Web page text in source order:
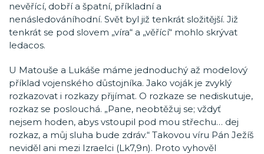
nevěřící, dobří a špatní, příkladní a
nenásledováníhodní. Svět byl již tenkrát složitější. Již
tenkrát se pod slovem „víra“ a „věřící“ mohlo skrývat
ledacos.
U Matouše a Lukáše máme jednoduchý až modelový
příklad vojenského důstojníka. Jako voják je zvyklý
rozkazovat i rozkazy přijímat. O rozkaze se nediskutuje,
rozkaz se poslouchá. „Pane, neobtěžuj se; vždyť
nejsem hoden, abys vstoupil pod mou střechu… dej
rozkaz, a můj sluha bude zdráv.“ Takovou víru Pán Ježíš
neviděl ani mezi Izraelci (Lk7,9n). Proto vyhověl